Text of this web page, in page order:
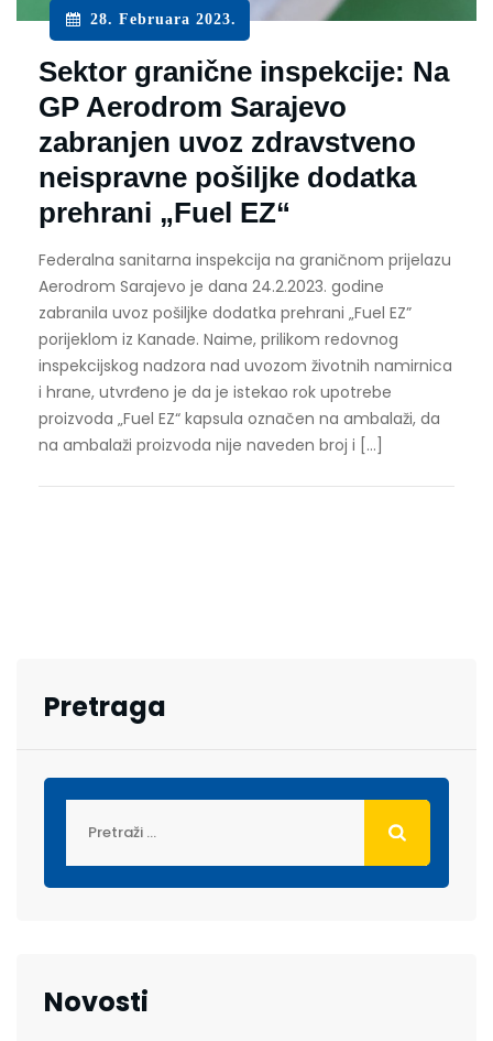
28. Februara 2023.
Sektor granične inspekcije: Na
GP Aerodrom Sarajevo
zabranjen uvoz zdravstveno
neispravne pošiljke dodatka
prehrani „Fuel EZ“
Federalna sanitarna inspekcija na graničnom prijelazu
Aerodrom Sarajevo je dana 24.2.2023. godine
zabranila uvoz pošiljke dodatka prehrani „Fuel EZ”
porijeklom iz Kanade. Naime, prilikom redovnog
inspekcijskog nadzora nad uvozom životnih namirnica
i hrane, utvrđeno je da je istekao rok upotrebe
proizvoda „Fuel EZ“ kapsula označen na ambalaži, da
na ambalaži proizvoda nije naveden broj i […]
Pretraga
Novosti